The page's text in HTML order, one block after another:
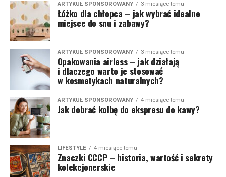
ARTYKUŁ SPONSOROWANY 3 miesiące temu
Łóżko dla chłopca – jak wybrać idealne
miejsce do snu i zabawy?
ARTYKUŁ SPONSOROWANY 3 miesiące temu
Opakowania airless – jak działają
i dlaczego warto je stosować
w kosmetykach naturalnych?
ARTYKUŁ SPONSOROWANY 4 miesiące temu
Jak dobrać kolbę do ekspresu do kawy?
LIFESTYLE 4 miesiące temu
Znaczki CCCP – historia, wartość i sekrety
kolekcjonerskie